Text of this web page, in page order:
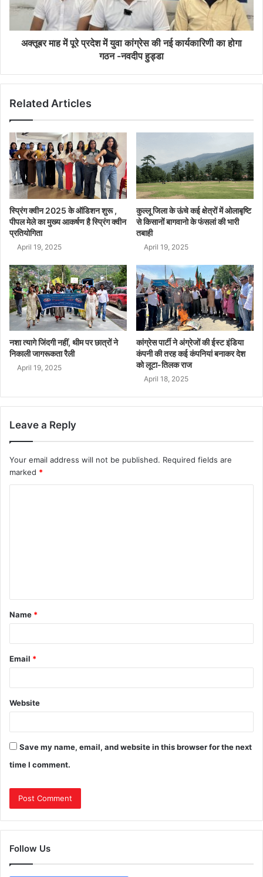
अक्तूबर माह में पूरे प्रदेश में युवा कांग्रेस की नई कार्यकारिणी का होगा
गठन -नवदीप हुड्डा
Related Articles
स्प्रिंग क्वीन 2025 के ऑडिशन शुरू ,
पीपल मेले का मुख्य आकर्षण है स्प्रिंग क्वीन
प्रतियोगिता
April 19, 2025
कुल्लू जिला के ऊंचे कई क्षेत्रों में ओलाबृष्टि
से किसानों बागवानो के फंसलां की भारी
तबाही
April 19, 2025
नशा त्यागे जिंदगी नहीं, थीम पर छात्रों ने
निकाली जागरूकता रैली
April 19, 2025
कांग्रेस पार्टी ने अंग्रेजों की ईस्ट इंडिया
कंपनी की तरह कई कंपनियां बनाकर देश
को लूटा-तिलक राज
April 18, 2025
Leave a Reply
Your email address will not be published. Required fields are
marked *
Name *
Email *
Website
Save my name, email, and website in this browser for the next
time I comment.
Follow Us